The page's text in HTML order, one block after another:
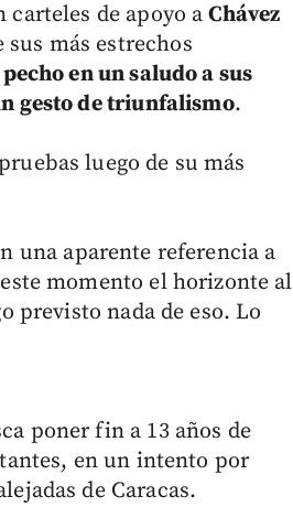
carteles de apoyo aChávez
más estrechos
en un saludo a sus
gesto de triunfalismo.
luego de su más
una aparente referencia a
momento el horizonte al
previsto nada de eso. Lo
poner fin a 13 años de
en un intento por
de Caracas.